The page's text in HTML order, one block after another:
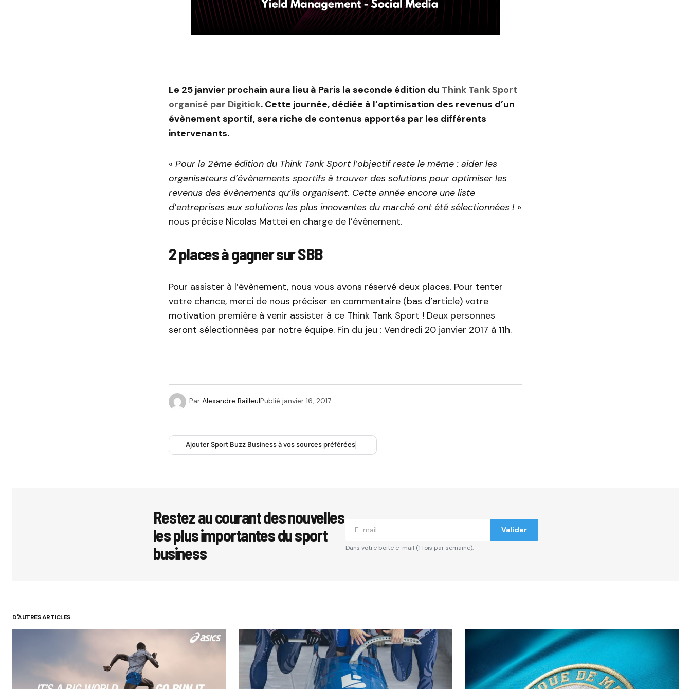
Le 25 janvier prochain aura lieu à Paris la seconde édition du Think Tank Sport
organisé par Digitick. Cette journée, dédiée à l’optimisation des revenus d’un
évènement sportif, sera riche de contenus apportés par les différents
intervenants.
« Pour la 2ème édition du Think Tank Sport l’objectif reste le même : aider les
organisateurs d’évènements sportifs à trouver des solutions pour optimiser les
revenus des évènements qu’ils organisent. Cette année encore une liste
d’entreprises aux solutions les plus innovantes du marché ont été sélectionnées ! »
nous précise Nicolas Mattei en charge de l’évènement.
2 places à gagner sur SBB
Pour assister à l’évènement, nous vous avons réservé deux places. Pour tenter
votre chance, merci de nous préciser en commentaire (bas d’article) votre
motivation première à venir assister à ce Think Tank Sport ! Deux personnes
seront sélectionnées par notre équipe. Fin du jeu : Vendredi 20 janvier 2017 à 11h.
Par Alexandre BailleulPublié janvier 16, 2017
Ajouter Sport Buzz Business à vos sources préférées
Restez au courant des nouvelles
les plus importantes du sport
business
Valider
Dans votre boite e-mail (1 fois par semaine).
D'AUTRES ARTICLES